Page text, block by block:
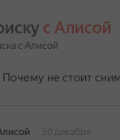
с Алисой
с Алисой
Почему не стоит
30 декабря